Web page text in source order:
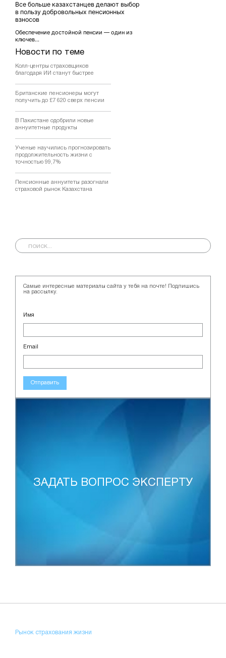
Новости по теме
Колл-центры страховщиков
благодаря ИИ станут быстрее
Британские пенсионеры могут
получить до £7 620 сверх пенсии
В Пакистане одобрили новые
аннуитетные продукты
Ученые научились прогнозировать
продолжительность жизни с
точностью 99,7%
Пенсионные аннуитеты разогнали
страховой рынок Казахстана
Все больше казахстанцев делают выбор
в пользу добровольных пенсионных
взносов
Обеспечение достойной пенсии — один из
ключев...
Самые интересные материалы сайта у тебя на почте! Подпишись
на рассылку.
Имя
Email
Отправить
ЗАДАТЬ ВОПРОС ЭКСПЕРТУ
Рынок страхования жизни